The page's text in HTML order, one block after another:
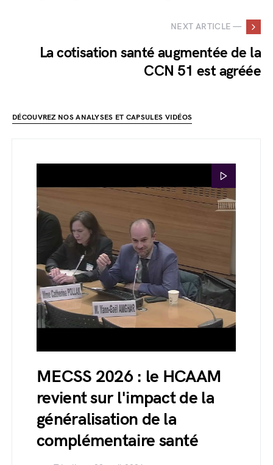
NEXT ARTICLE —
La cotisation santé augmentée de la
CCN 51 est agréée
DÉCOUVREZ NOS ANALYSES ET CAPSULES VIDÉOS
MECSS 2026 : le HCAAM
revient sur l'impact de la
généralisation de la
complémentaire santé